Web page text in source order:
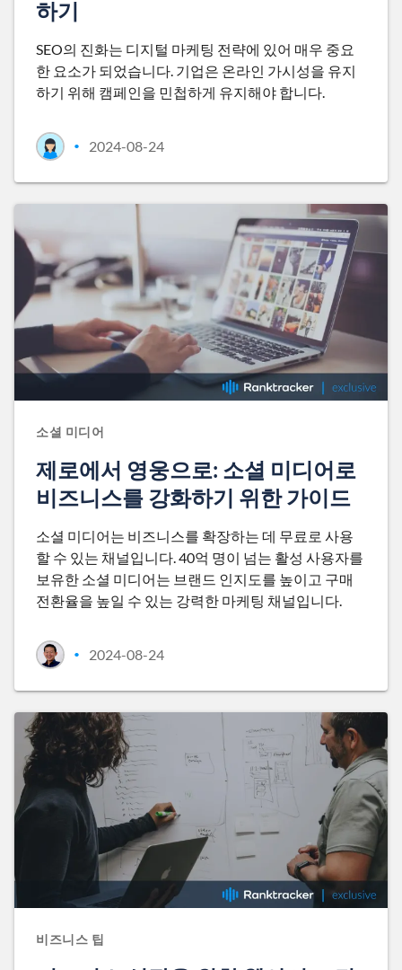
하기
SEO의 진화는 디지털 마케팅 전략에 있어 매우 중요
한 요소가 되었습니다. 기업은 온라인 가시성을 유지
하기 위해 캠페인을 민첩하게 유지해야 합니다.
• 2024-08-24
소셜 미디어
제로에서 영웅으로: 소셜 미디어로
비즈니스를 강화하기 위한 가이드
소셜 미디어는 비즈니스를 확장하는 데 무료로 사용
할 수 있는 채널입니다. 40억 명이 넘는 활성 사용자를
보유한 소셜 미디어는 브랜드 인지도를 높이고 구매
전환율을 높일 수 있는 강력한 마케팅 채널입니다.
• 2024-08-24
비즈니스 팁